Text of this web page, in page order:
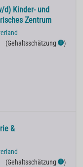
d) Kinder- und
Zentrum
(Gehaltsschätzung ℹ )
&
(Gehaltsschätzung ℹ )